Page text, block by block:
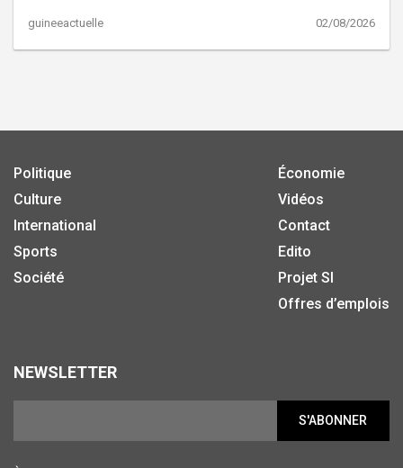
guineeactuelle 02/08/2026
Politique
Culture
International
Sports
Société
Économie
Vidéos
Contact
Edito
Projet SI
Offres d’emplois
NEWSLETTER
S'ABONNER